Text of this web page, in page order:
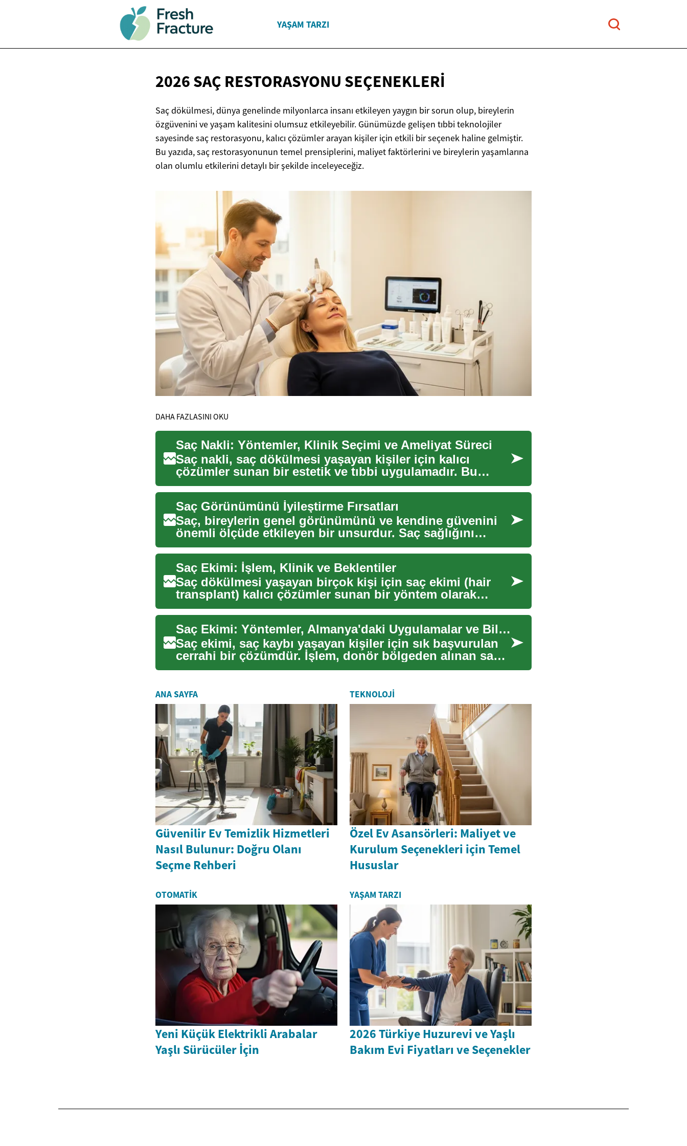
YAŞAM TARZI
2026 SAÇ RESTORASYONU SEÇENEKLERI
Saç dökülmesi, dünya genelinde milyonlarca insanı etkileyen yaygın bir sorun olup, bireylerin
özgüvenini ve yaşam kalitesini olumsuz etkileyebilir. Günümüzde gelişen tıbbi teknolojiler
sayesinde saç restorasyonu, kalıcı çözümler arayan kişiler için etkili bir seçenek haline gelmiştir.
Bu yazıda, saç restorasyonunun temel prensiplerini, maliyet faktörlerini ve bireylerin yaşamlarına
olan olumlu etkilerini detaylı bir şekilde inceleyeceğiz.
DAHA FAZLASINI OKU
Saç Nakli: Yöntemler, Klinik Seçimi ve Ameliyat Süreci
Saç nakli, saç dökülmesi yaşayan kişiler için kalıcı
çözümler sunan bir estetik ve tıbbi uygulamadır. Bu
makalede saç...
Saç Görünümünü İyileştirme Fırsatları
Saç, bireylerin genel görünümünü ve kendine güvenini
önemli ölçüde etkileyen bir unsurdur. Saç sağlığını
korumak veya...
Saç Ekimi: İşlem, Klinik ve Beklentiler
Saç dökülmesi yaşayan birçok kişi için saç ekimi (hair
transplant) kalıcı çözümler sunan bir yöntem olarak
konuşulur;...
Saç Ekimi: Yöntemler, Almanya'daki Uygulamalar ve Bilinmesi Gerekenler
Saç ekimi, saç kaybı yaşayan kişiler için sık başvurulan
cerrahi bir çözümdür. İşlem, donör bölgeden alınan saç
kökle...
ANA SAYFA
Güvenilir Ev Temizlik Hizmetleri
Nasıl Bulunur: Doğru Olanı
Seçme Rehberi
TEKNOLOJI
Özel Ev Asansörleri: Maliyet ve
Kurulum Seçenekleri için Temel
Hususlar
OTOMATIK
Yeni Küçük Elektrikli Arabalar
Yaşlı Sürücüler İçin
YAŞAM TARZI
2026 Türkiye Huzurevi ve Yaşlı
Bakım Evi Fiyatları ve Seçenekler